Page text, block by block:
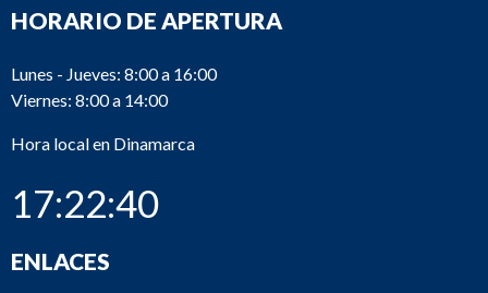
HORARIO DE APERTURA
Lunes - Jueves: 8:00 a 16:00
Viernes: 8:00 a 14:00
Hora local en Dinamarca
17:22:40
ENLACES